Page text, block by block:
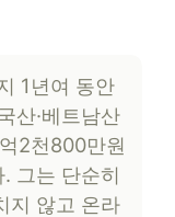
1년여 동안
산·베트남산
2천800만원
그는 단순히
지 않고 온라